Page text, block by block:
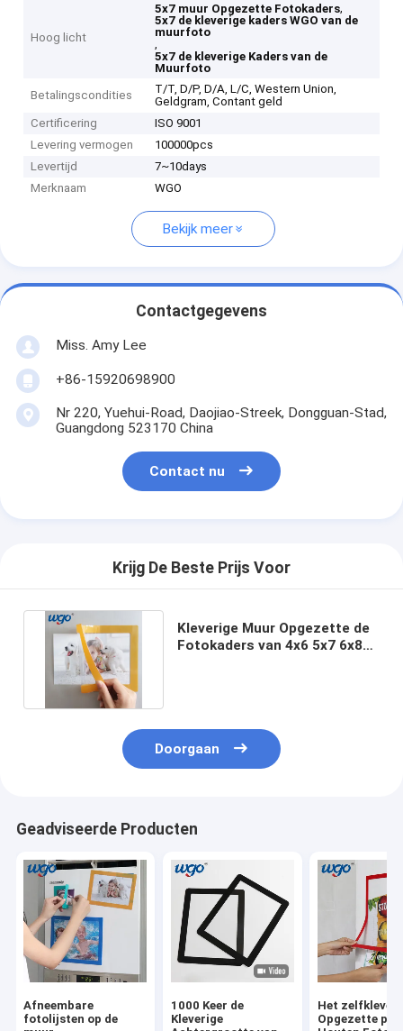
Hoog licht
5x7 muur Opgezette Fotokaders,
5x7 de kleverige kaders WGO van de
muurfoto
,
5x7 de kleverige Kaders van de
Muurfoto
Betalingscondities
T/T, D/P, D/A, L/C, Western Union,
Geldgram, Contant geld
Certificering
ISO 9001
Levering vermogen
100000pcs
Levertijd
7~10days
Merknaam
WGO
Bekijk meer
Contactgegevens
Miss. Amy Lee
+86-15920698900
Nr 220, Yuehui-Road, Daojiao-Streek, Dongguan-Stad,
Guangdong 523170 China
Contact nu
Krijg De Beste Prijs Voor
Kleverige Muur Opgezette de
Fotokaders van 4x6 5x7 6x8
Doorgaan
Geadviseerde Producten
Afneembare
fotolijsten op de
1000 Keer de
Kleverige
Het
Opgezette